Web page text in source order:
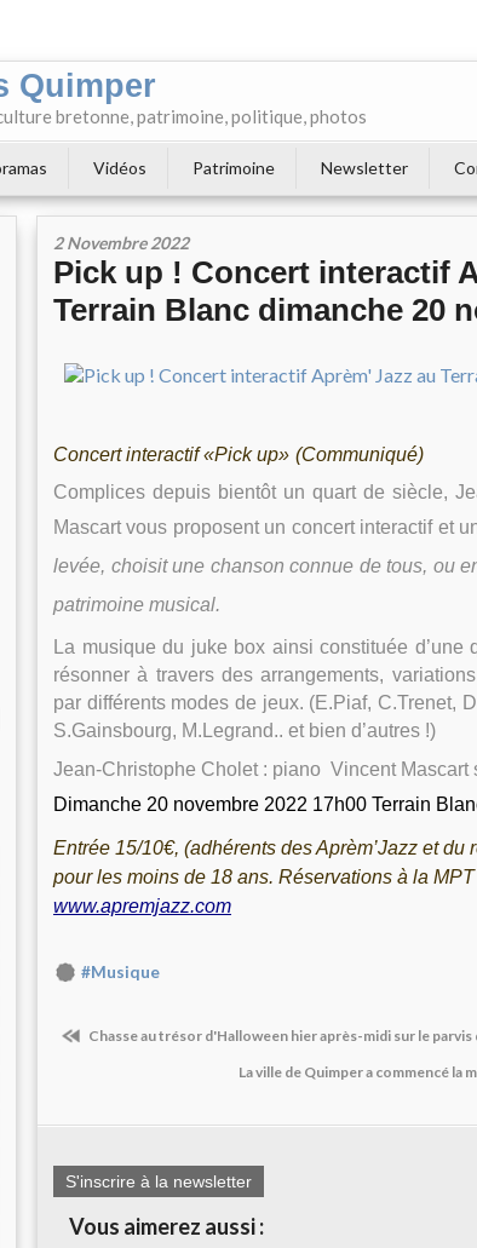
Quimper
bretonne, patrimoine, politique, photos
Vidéos Patrimoine Newsletter
2 Novembre 2022
Pick up ! Concert interactif
Terrain Blanc dimanche 20
Concert interactif «Pick up» (Communiqué)
Complices depuis bientôt un quart de siècle,
Mascart vous proposent un concert interactif et
levée, choisit une chanson connue de tous, ou
patrimoine musical.
La musique du juke box ainsi constituée
résonner à travers des arrangements,
par différents modes de jeux. (E.Piaf, C.Trenet,
S.Gainsbourg, M.Legrand.. et bien d’autres !)
Jean-Christophe Cholet : piano Vincent Mascart
Dimanche 20 novembre 2022 17h00 Terrain
Entrée 15/10€, (adhérents des Aprèm’Jazz et
pour les moins de 18 ans. Réservations à la
www.apremjazz.com
#Musique
Chasse au trésor d'Halloween hier après-midi sur le parvis
La ville de Quimper a commencé la
S'inscrire à la newsletter
Vous aimerez aussi :